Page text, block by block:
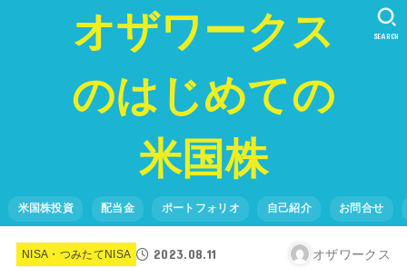
オザワークス
のはじめての
米国株
米国株投資 配当金 ポートフォリオ 自己紹介 お問合せ
SEARCH
NISA・つみたてNISA 2023.08.11 オザワークス